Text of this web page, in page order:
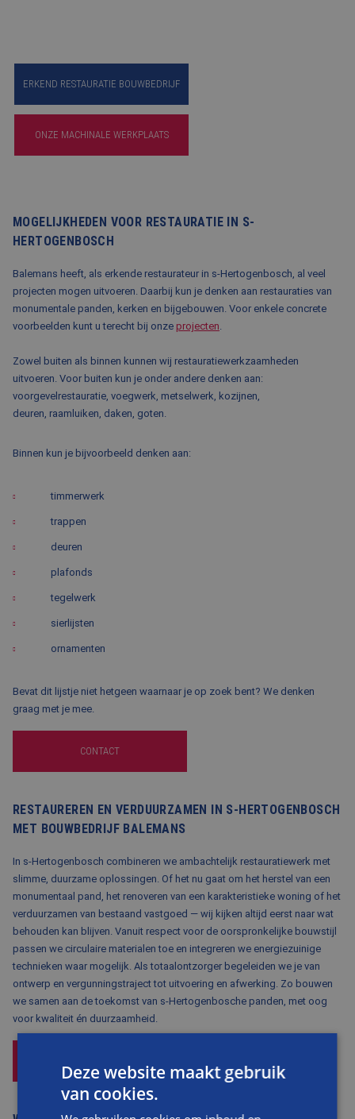
ERKEND RESTAURATIE BOUWBEDRIJF
ONZE MACHINALE WERKPLAATS
MOGELIJKHEDEN VOOR RESTAURATIE IN S-
HERTOGENBOSCH
Balemans heeft, als erkende restaurateur in s-Hertogenbosch, al veel
projecten mogen uitvoeren. Daarbij kun je denken aan restauraties van
monumentale panden, kerken en bijgebouwen. Voor enkele concrete
voorbeelden kunt u terecht bij onze projecten.
Zowel buiten als binnen kunnen wij restauratiewerkzaamheden
uitvoeren. Voor buiten kun je onder andere denken aan:
voorgevelrestauratie, voegwerk, metselwerk, kozijnen,
deuren, raamluiken, daken, goten.
Binnen kun je bijvoorbeeld denken aan:
timmerwerk
trappen
deuren
plafonds
tegelwerk
sierlijsten
ornamenten
Bevat dit lijstje niet hetgeen waarnaar je op zoek bent? We denken
graag met je mee.
CONTACT
RESTAUREREN EN VERDUURZAMEN IN S-HERTOGENBOSCH
MET BOUWBEDRIJF BALEMANS
In s-Hertogenbosch combineren we ambachtelijk restauratiewerk met
slimme, duurzame oplossingen. Of het nu gaat om het herstel van een
monumentaal pand, het renoveren van een karakteristieke woning of het
verduurzamen van bestaand vastgoed — wij kijken altijd eerst naar wat
behouden kan blijven. Vanuit respect voor de oorspronkelijke bouwstijl
passen we circulaire materialen toe en integreren we energiezuinige
technieken waar mogelijk. Als totaalontzorger begeleiden we je van
ontwerp en vergunningstraject tot uitvoering en afwerking. Zo bouwen
we samen aan de toekomst van s-Hertogenbosche panden, met oog
voor kwaliteit én duurzaamheid.
Deze website maakt gebruik
van cookies.